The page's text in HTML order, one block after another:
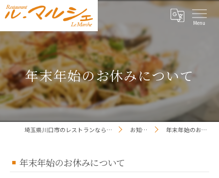
年末年始のお休みについて
埼玉県川口市のレストランならレストラン ル・マルシェ お知らせ一覧 年末年始のお休みについて
年末年始のお休みについて